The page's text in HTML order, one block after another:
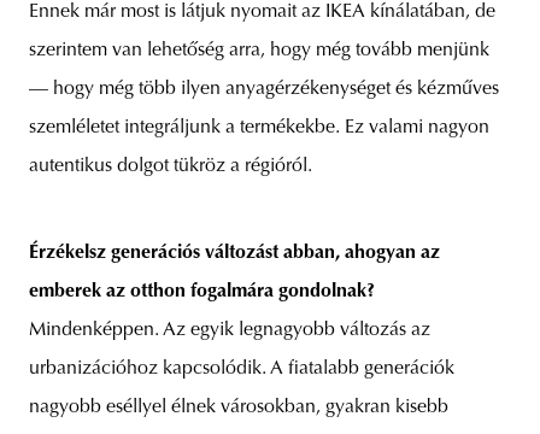
Ennek már most is látjuk nyomait az IKEA kínálatában, de
szerintem van lehetőség arra, hogy még tovább menjünk
— hogy még több ilyen anyagérzékenységet és kézműves
szemléletet integráljunk a termékekbe. Ez valami nagyon
autentikus dolgot tükröz a régióról.
Érzékelsz generációs változást abban, ahogyan az
emberek az otthon fogalmára gondolnak?
Mindenképpen. Az egyik legnagyobb változás az
urbanizációhoz kapcsolódik. A fiatalabb generációk
nagyobb eséllyel élnek városokban, gyakran kisebb